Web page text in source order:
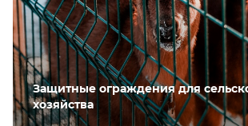
Защитные ограждения для
хозяйства